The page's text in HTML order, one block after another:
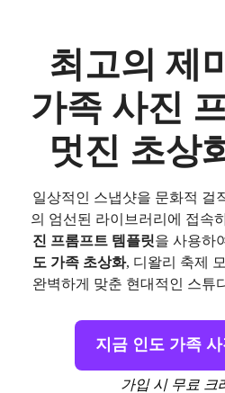
최고의 제
가족 사진
멋진 초상
일상적인 스냅샷을 문화적 걸
의 엄선된 라이브러리에 접속
진 프롬프트 템플릿을 사용하
도 가족 초상화, 디왈리 축제
완벽하게 맞춘 현대적인 스튜
지금 인도 가족 사
가입 시 무료 크